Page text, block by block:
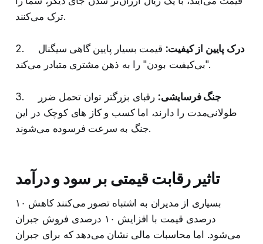
ترک می‌کنند.
2. درک پایین از کیفیت: قیمت بسیار پایین گاهی سیگنال
"بی‌کیفیت بودن" را به ذهن مشتری متبادر می‌کند.
3. جنگ فرسایشی: رقبای بزرگتر توان تحمل ضرر
طولانی‌مدت را دارند، اما کسب‌ و کاز های کوچک در این
جنگ به سرعت فرسوده می‌شوند.
تاثیر رقابت قیمتی بر سود و درآمد
بسیاری از مدیران به اشتباه تصور می‌کنند کاهش ۱۰
درصدی قیمت با افزایش ۱۰ درصدی فروش جبران
می‌شود. اما محاسبات مالی نشان می‌دهد که برای جبران